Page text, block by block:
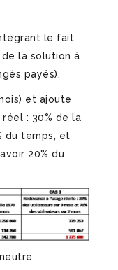
le fait
de la solution à
payés).
et ajoute
réel : 30% de la
du temps, et
20% du